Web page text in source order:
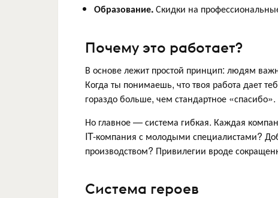
Образование.Скидки на
Почему это работает?
В основе лежит простой принцип: людям
Когда ты понимаешь, что твоя работа дает
гораздо больше, чем стандартное «спасибо».
Но главное — система гибкая. Каждая
IT-компания с молодыми специалистами?
производством? Привилегии вроде
Система героев